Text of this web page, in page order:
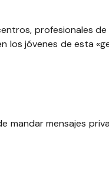
profesionales de
jóvenes de esta
mandar mensajes